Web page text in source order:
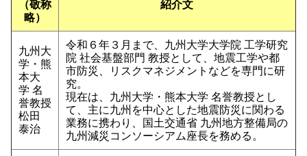
（敬称
略）
紹介文
九州大
学・熊
本大
学 名
誉教授
松田
泰治
令和６年３月まで、九州大学大学院 工学研究
院 社会基盤部門 教授として、地震工学や都
市防災、リスクマネジメントなどを専門に研
究。
現在は、九州大学・熊本大学 名誉教授とし
て、主に九州を中心とした地震防災に関わる
業務に携わり、国土交通省 九州地方整備局の
九州減災コンソーシアム座長を務める。